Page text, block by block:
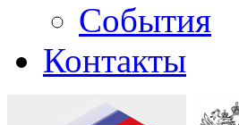
События
Контакты